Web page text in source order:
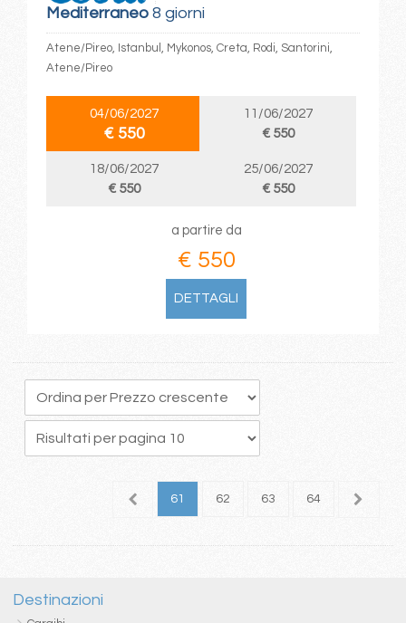
Mediterraneo8 giorni
Atene/Pireo, Istanbul, Mykonos, Creta, Rodi, Santorini,
Atene/Pireo
04/06/2027
€ 550
11/06/2027
€ 550
18/06/2027
€ 550
25/06/2027
€ 550
a partire da
€ 550
DETTAGLI
60 61 62 63 64 65
Destinazioni